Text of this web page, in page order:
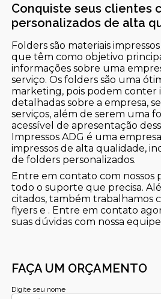
Conquiste seus clientes
personalizados de alta
Folders são materiais
que têm como objetivo
informações sobre uma
serviço. Os folders são uma
marketing, pois podem conter
detalhadas sobre a empresa,
serviços, além de serem uma
acessível de apresentação
Impressos ADG é uma
impressos de alta qualidade,
de folders personalizados.
Entre em contato com nossos
todo o suporte que precisa.
citados, também trabalhamos
flyers e . Entre em contato
suas dúvidas com nossa
FAÇA UM ORÇAMENTO
Digite seu nome